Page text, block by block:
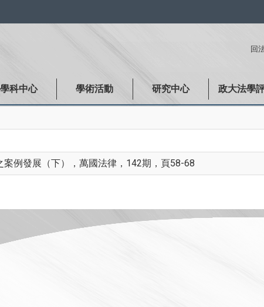
回
學科中心 學術活動 研究中心 政大法學
例發展（下），萬國法律，142期，頁58-68